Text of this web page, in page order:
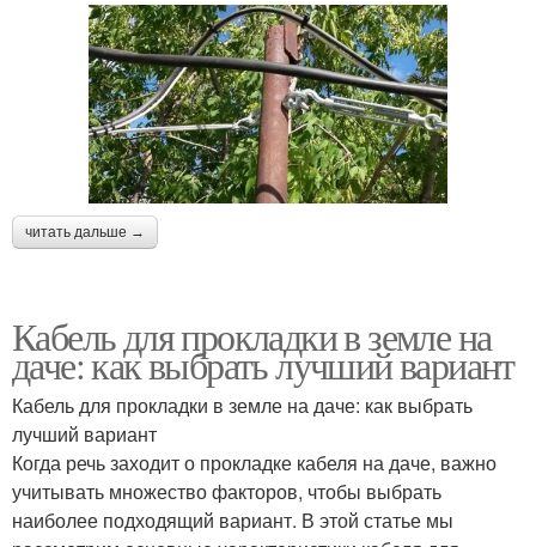
читать дальше →
Кабель для прокладки в земле на
даче: как выбрать лучший вариант
Кабель для прокладки в земле на даче: как выбрать
лучший вариант
Когда речь заходит о прокладке кабеля на даче, важно
учитывать множество факторов, чтобы выбрать
наиболее подходящий вариант. В этой статье мы